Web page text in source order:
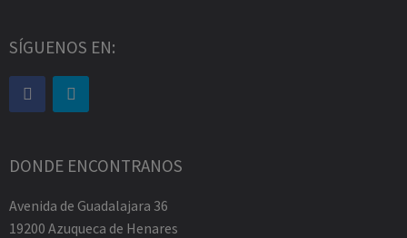
SÍGUENOS EN:
DONDE ENCONTRANOS
Avenida de Guadalajara 36
19200 Azuqueca de Henares